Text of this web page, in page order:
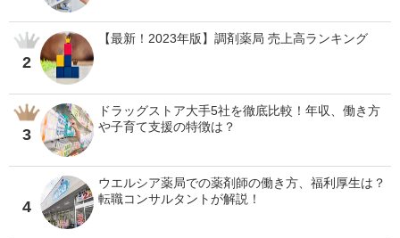
2
【最新！2023年版】調剤薬局 売上高ランキング
3
ドラッグストア大手5社を徹底比較！年収、働き方
や子育て支援の特徴は？
4
ウエルシア薬局での薬剤師の働き方、福利厚生は？
転職コンサルタントが解説！